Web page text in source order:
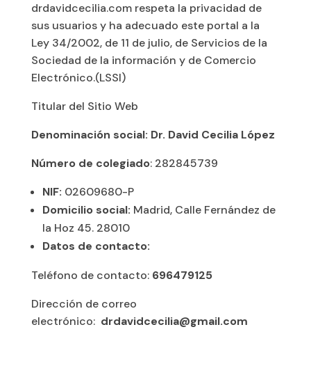
drdavidcecilia.com respeta la privacidad de
sus usuarios y ha adecuado este portal a la
Ley 34/2002, de 11 de julio, de Servicios de la
Sociedad de la información y de Comercio
Electrónico.(LSSI)
Titular del Sitio Web
Denominación social: Dr. David Cecilia López
Número de colegiado: 282845739
NIF: 02609680-P
Domicilio social: Madrid, Calle Fernández de
la Hoz 45. 28010
Datos de contacto:
Teléfono de contacto: 696479125
Dirección de correo
electrónico: drdavidcecilia@gmail.com